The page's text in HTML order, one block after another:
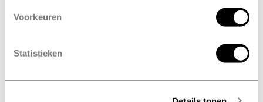
Voorkeuren
Statistieken
E-mail**